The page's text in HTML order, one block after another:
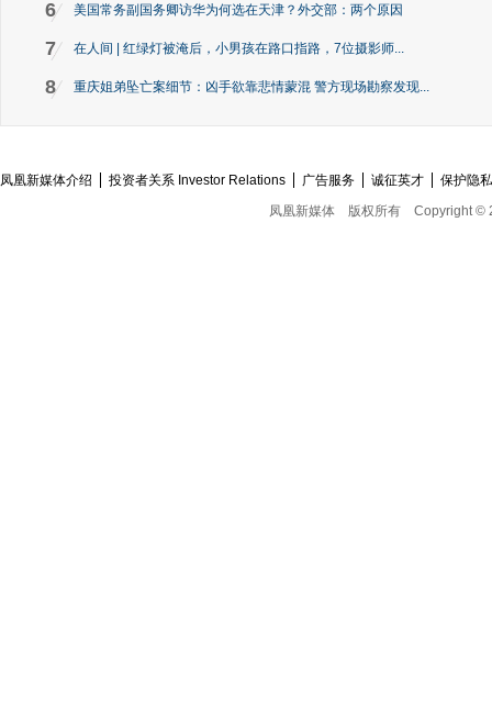
6 美国常务副国务卿访华为何选在天津？外交部：两个原因
7 在人间 | 红绿灯被淹后，小男孩在路口指路，7位摄影师...
8 重庆姐弟坠亡案细节：凶手欲靠悲情蒙混 警方现场勘察发现...
凤凰新媒体介绍 投资者关系 Investor Relations 广告服务 诚征英才
保护隐
凤凰新媒体
版权所有 Copyright ©